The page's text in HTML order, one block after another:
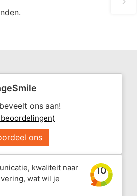
beveelt ons aan!
beoordelingen)
ons
kwaliteit naar
wat wil je
10